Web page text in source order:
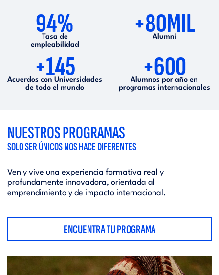
94%
Tasa de
empleabilidad
+80MIL
Alumni
+145
Acuerdos con Universidades
de todo el mundo
+600
Alumnos por año en
programas internacionales
NUESTROS PROGRAMAS
SOLO SER ÚNICOS NOS HACE DIFERENTES
Ven y vive una experiencia formativa real y
profundamente innovadora, orientada al
emprendimiento y de impacto internacional.
ENCUENTRA TU PROGRAMA